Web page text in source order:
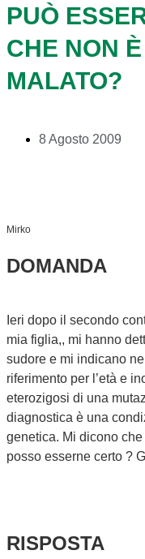
PUÒ
CHE NON È
MALATO?
8 Agosto 2009
Mirko
DOMANDA
Ieri dopo il secondo
mia figlia,, mi hanno
sudore e mi indicano
riferimento per l’età e
eterozigosi di una
diagnostica è una
genetica. Mi dicono
posso esserne certo ?
RISPOSTA